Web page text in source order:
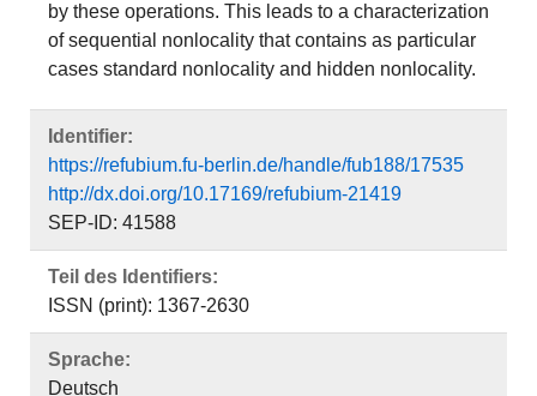
by these operations. This leads to a characterization
of sequential nonlocality that contains as particular
cases standard nonlocality and hidden nonlocality.
Identifier:
https://refubium.fu-berlin.de/handle/fub188/17535
http://dx.doi.org/10.17169/refubium-21419
SEP-ID: 41588
Teil des Identifiers:
ISSN (print): 1367-2630
Sprache:
Deutsch